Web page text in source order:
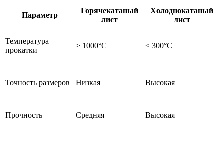
Параметр
Горячекатаный
лист
Холоднокатаный
лист
Температура
прокатки
> 1000°C < 300°C
Точность размеров Низкая Высокая
Прочность Средняя Высокая